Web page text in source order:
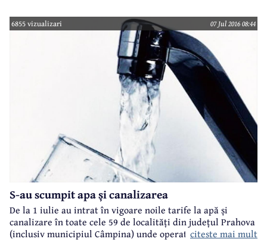
din canalizare.
6855 vizualizari 07 Jul 2016 08:44
S-au scumpit apa și canalizarea
De la 1 iulie au intrat în vigoare noile tarife la apă și
canalizare în toate cele 59 de localități din județul Prahova
(inclusiv municipiul Câmpina) unde operator esteciteste mai mult